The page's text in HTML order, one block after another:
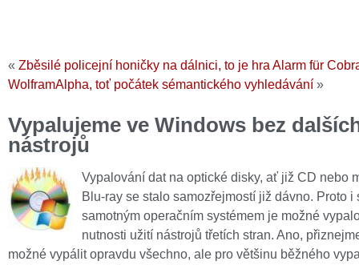
« Zběsilé policejní honičky na dálnici, to je hra Alarm für
WolframAlpha, toť počátek sémantického vyhledávání»
Vypalujeme ve Windows bez
nástrojů
Vypalování dat na optické disky, ať již CD nebo
Blu-ray se stalo samozřejmostí již dávno. Proto i
samotným operačním systémem je možné
nutnosti užití nástrojů třetích stran. Ano,
možné vypálit opravdu všechno, ale pro většinu běžného